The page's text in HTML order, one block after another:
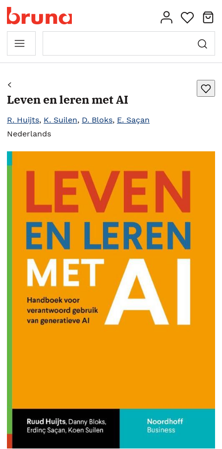
Leven en leren met AI
R. Huijts, K. Suilen, D. Bloks, E. Saçan
Nederlands